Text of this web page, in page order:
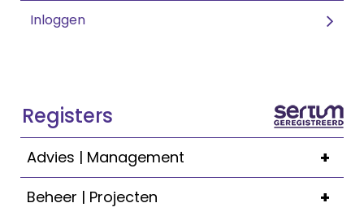
Inloggen
Registers
+
Advies | Management
+
Beheer | Projecten